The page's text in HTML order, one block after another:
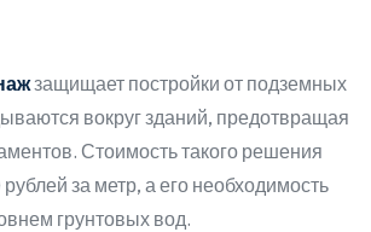
защищает постройки от подземных
вокруг зданий, предотвращая
Стоимость такого решения
за метр, а его необходимость
грунтовых вод.